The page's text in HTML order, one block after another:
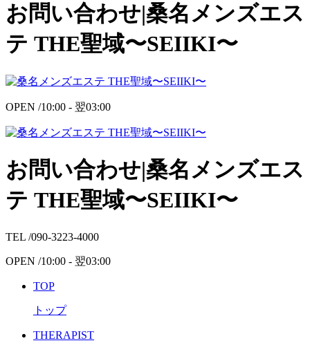
お問い合わせ|桑名メンズエス
テ THE聖域〜SEIIKI〜
OPEN /10:00 - 翌03:00
お問い合わせ|桑名メンズエス
テ THE聖域〜SEIIKI〜
TEL /090-3223-4000
OPEN /10:00 - 翌03:00
TOP
トップ
THERAPIST